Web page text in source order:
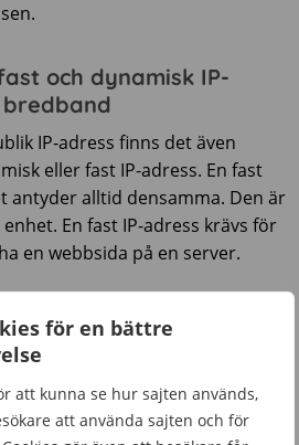
för en bättre
att kunna se hur sajten används,
att använda sajten och för
och dynamisk IP-
IP-adress finns det även
eller fast IP-adress. En fast
antyder alltid densamma. Den är
En fast IP-adress krävs för
en webbsida på en server.
Den typen av IP-adress är
alla har en fast IP-adress är för
i världen. Det problemet